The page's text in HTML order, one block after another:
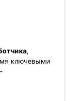
,
ключевыми